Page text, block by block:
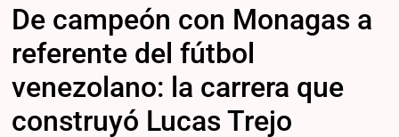
De campeón con Monagas a
referente del fútbol
venezolano: la carrera que
construyó Lucas Trejo